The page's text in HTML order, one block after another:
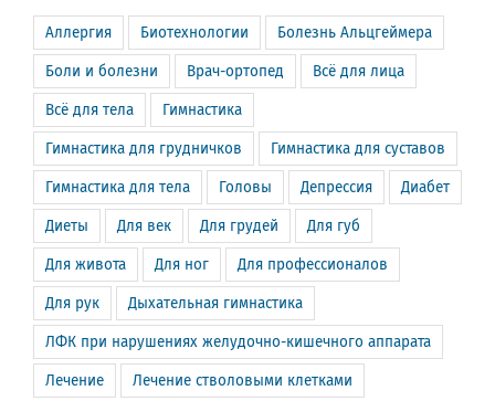
Аллергия Биотехнологии Болезнь Альцгеймера
Боли и болезни Врач-ортопед Всё для лица
Всё для тела Гимнастика
Гимнастика для грудничков Гимнастика для суставов
Гимнастика для тела Головы Депрессия Диабет
Диеты Для век Для грудей Для губ
Для живота Для ног Для профессионалов
Для рук Дыхательная гимнастика
ЛФК при нарушениях желудочно-кишечного аппарата
Лечение Лечение стволовыми клетками